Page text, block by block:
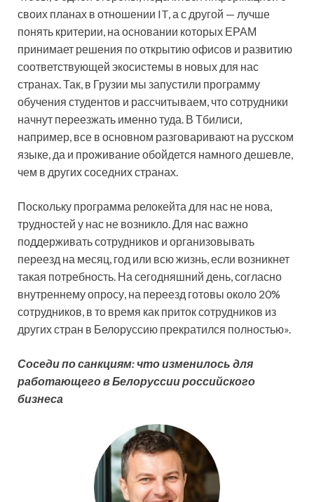
своих планах в отношении IT, а с другой — лучше
понять критерии, на основании которых ЕРАМ
принимает решения по открытию офисов и развитию
соответствующей экосистемы в новых для нас
странах. Так, в Грузии мы запустили программу
обучения студентов и рассчитываем, что сотрудники
начнут переезжать именно туда. В Тбилиси,
например, все в основном разговаривают на русском
языке, да и проживание обойдется намного дешевле,
чем в других соседних странах.
Поскольку программа релокейта для нас не нова,
трудностей у нас не возникло. Для нас важно
поддерживать сотрудников и организовывать
переезд на месяц, год или всю жизнь, если возникнет
такая потребность. На сегодняшний день, согласно
внутреннему опросу, на переезд готовы около 20%
сотрудников, в то время как приток сотрудников из
других стран в Белоруссию прекратился полностью».
Соседи по санкциям: что изменилось для
работающего в Белоруссии российского
бизнеса